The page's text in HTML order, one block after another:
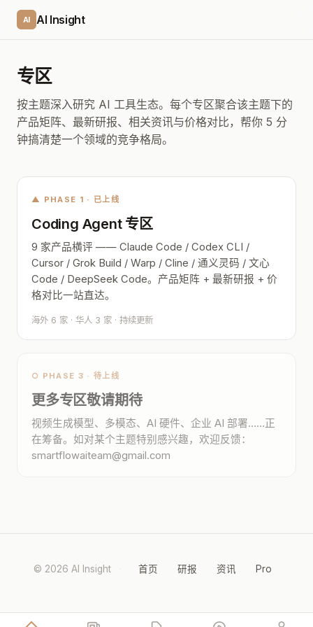
AI AI Insight
专区
按主题深入研究 AI 工具生态。每个专区聚合该主题下的
产品矩阵、最新研报、相关资讯与价格对比，帮你 5 分
钟搞清楚一个领域的竞争格局。
▲ PHASE 1 · 已上线
Coding Agent 专区
9 家产品横评 —— Claude Code / Codex CLI /
Cursor / Grok Build / Warp / Cline / 通义灵码 / 文心
Code / DeepSeek Code。产品矩阵 + 最新研报 + 价
格对比一站直达。
海外 6 家 · 华人 3 家 · 持续更新
○ PHASE 3 · 待上线
更多专区敬请期待
视频生成模型、多模态、AI 硬件、企业 AI 部署……正
在筹备。如对某个主题特别感兴趣，欢迎反馈：
smartflowaiteam@gmail.com
© 2026 AI Insight 首页 研报 资讯 Pro